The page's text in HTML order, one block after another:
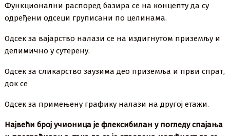
Функционални распоред базира се на концепту да су
одређени одсеци груписани по целинама.
Одсек за вајарство налази се на издигнутом приземљу и
делимично у сутерену.
Одсек за сликарство заузима део приземља и први спрат,
док се
Одсек за примењену графику налази на другој етажи.
Највећи број учионица је флексибилан у погледу спајања